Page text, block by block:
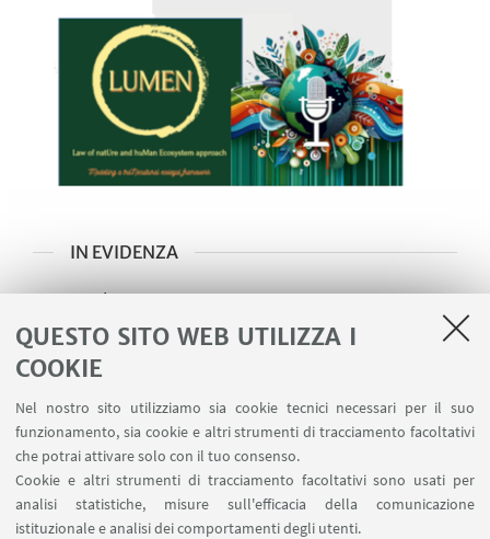
QUESTO SITO WEB UTILIZZA I
COOKIE
Nel nostro sito utilizziamo sia cookie tecnici necessari per il suo
funzionamento, sia cookie e altri strumenti di tracciamento facoltativi
che potrai attivare solo con il tuo consenso.
Cookie e altri strumenti di tracciamento facoltativi sono usati per
analisi statistiche, misure sull'efficacia della comunicazione
istituzionale e analisi dei comportamenti degli utenti.
IN EVIDENZA
Spreaker
il nostro podcast su Spreaker
Spotify
Il nostro podcast su Spotify
Apple Podcast
Il nostro podcast su Apple Podcast